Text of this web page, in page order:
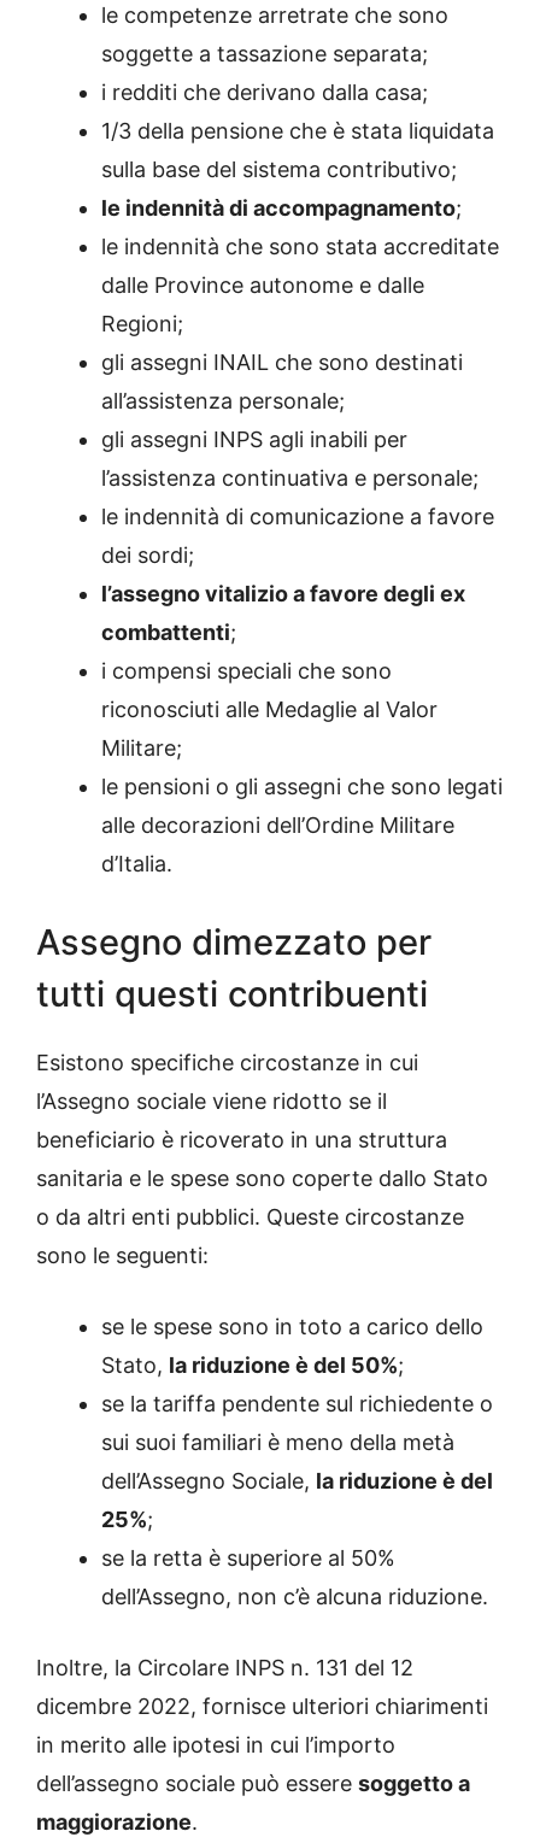
le competenze arretrate che sono
soggette a tassazione separata;
i redditi che derivano dalla casa;
1/3 della pensione che è stata liquidata
sulla base del sistema contributivo;
le indennità di accompagnamento;
le indennità che sono stata accreditate
dalle Province autonome e dalle
Regioni;
gli assegni INAIL che sono destinati
all’assistenza personale;
gli assegni INPS agli inabili per
l’assistenza continuativa e personale;
le indennità di comunicazione a favore
dei sordi;
l’assegno vitalizio a favore degli ex
combattenti;
i compensi speciali che sono
riconosciuti alle Medaglie al Valor
Militare;
le pensioni o gli assegni che sono legati
alle decorazioni dell’Ordine Militare
d’Italia.
Assegno dimezzato per
tutti questi contribuenti
Esistono specifiche circostanze in cui
l’Assegno sociale viene ridotto se il
beneficiario è ricoverato in una struttura
sanitaria e le spese sono coperte dallo Stato
o da altri enti pubblici. Queste circostanze
sono le seguenti:
se le spese sono in toto a carico dello
Stato, la riduzione è del 50%;
se la tariffa pendente sul richiedente o
sui suoi familiari è meno della metà
dell’Assegno Sociale, la riduzione è del
25%;
se la retta è superiore al 50%
dell’Assegno, non c’è alcuna riduzione.
Inoltre, la Circolare INPS n. 131 del 12
dicembre 2022, fornisce ulteriori chiarimenti
in merito alle ipotesi in cui l’importo
dell’assegno sociale può essere soggetto a
maggiorazione.